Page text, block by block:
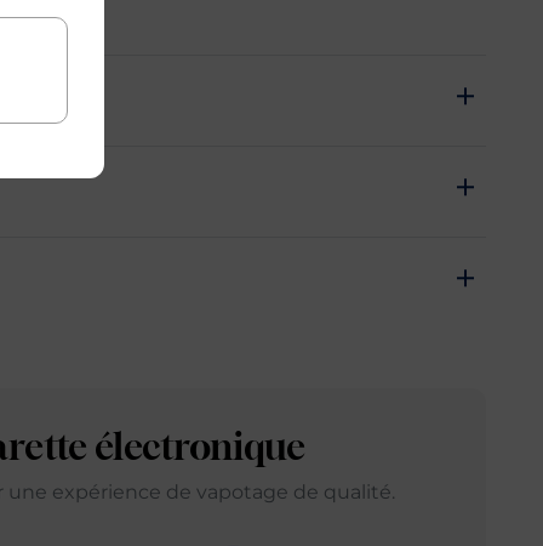
électronique
expérience de vapotage de qualité.